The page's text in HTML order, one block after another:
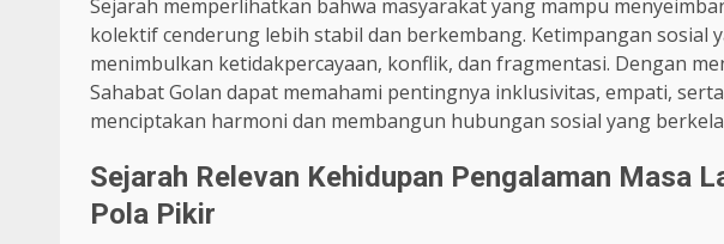
Sejarah memperlihatkan bahwa masyarakat yang mampu
kolektif cenderung lebih stabil dan berkembang. Ketimpangan sosial
menimbulkan ketidakpercayaan, konflik, dan fragmentasi. Dengan
Sahabat Golan dapat memahami pentingnya inklusivitas, empati,
menciptakan harmoni dan membangun hubungan sosial yang
Sejarah Relevan Kehidupan Pengalaman Masa
Pola Pikir